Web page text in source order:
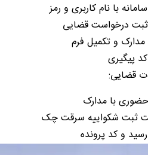
با نام کاربری و رمز
درخواست قضایی
مدارک و تکمیل فرم
پیگیری
قضایی:
با مدارک
ثبت شکواییه سرقت چک
و کد پرونده